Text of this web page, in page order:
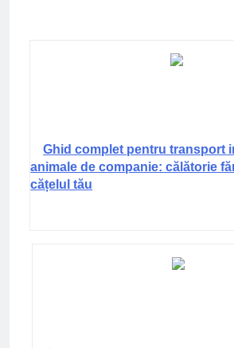
Ghid complet pentru transport
animale de companie: călătorie
cățelul tău